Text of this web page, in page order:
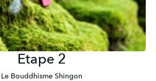
Etape 2
Le Bouddhisme Shingon